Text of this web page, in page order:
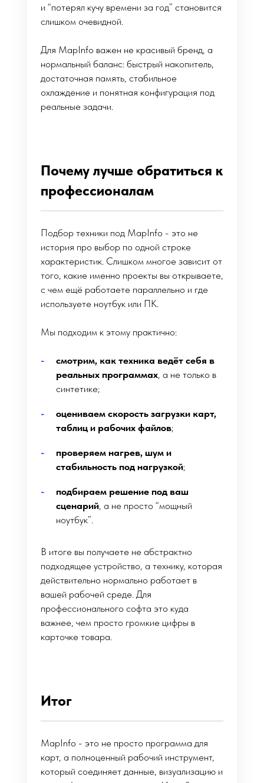
и “потерял кучу времени за год” становится
слишком очевидной.
Для MapInfo важен не красивый бренд, а
нормальный баланс: быстрый накопитель,
достаточная память, стабильное
охлаждение и понятная конфигурация под
реальные задачи.
Почему лучше обратиться к
профессионалам
Подбор техники под MapInfo - это не
история про выбор по одной строке
характеристик. Слишком многое зависит от
того, какие именно проекты вы открываете,
с чем ещё работаете параллельно и где
используете ноутбук или ПК.
Мы подходим к этому практично:
смотрим, как техника ведёт себя в
реальных программах, а не только в
синтетике;
оцениваем скорость загрузки карт,
таблиц и рабочих файлов;
проверяем нагрев, шум и
стабильность под нагрузкой;
подбираем решение под ваш
сценарий, а не просто “мощный
ноутбук”.
В итоге вы получаете не абстрактно
подходящее устройство, а технику, которая
действительно нормально работает в
вашей рабочей среде. Для
профессионального софта это куда
важнее, чем просто громкие цифры в
карточке товара.
Итог
MapInfo - это не просто программа для
карт, а полноценный рабочий инструмент,
который соединяет данные, визуализацию и